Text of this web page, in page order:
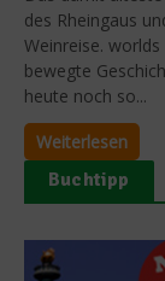
des Rheingaus
Weinreise.
bewegte
heute noch so...
Weiterlesen
Buchtipp